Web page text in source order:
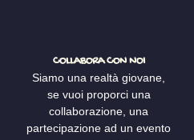
COLLABORA CON NOI
Siamo una realtà giovane,
se vuoi proporci una
collaborazione, una
partecipazione ad un evento